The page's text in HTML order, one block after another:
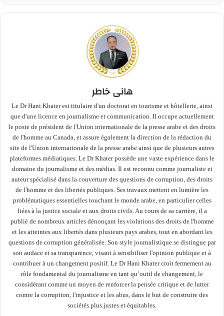
هانى خاطر
Le Dr Hani Khater est titulaire d'un doctorat en tourisme et hôtellerie, ainsi
que d'une licence en journalisme et communication. Il occupe actuellement
le poste de président de l'Union internationale de la presse arabe et des droits
de l'homme au Canada, et assure également la direction de la rédaction du
site de l'Union internationale de la presse arabe ainsi que de plusieurs autres
plateformes médiatiques. Le Dr Khater possède une vaste expérience dans le
domaine du journalisme et des médias. Il est reconnu comme journaliste et
auteur spécialisé dans la couverture des questions de corruption, des droits
de l'homme et des libertés publiques. Ses travaux mettent en lumière les
problématiques essentielles touchant le monde arabe, en particulier celles
liées à la justice sociale et aux droits civils. Au cours de sa carrière, il a
publié de nombreux articles dénonçant les violations des droits de l'homme
et les atteintes aux libertés dans plusieurs pays arabes, tout en abordant les
questions de corruption généralisée. Son style journalistique se distingue par
son audace et sa transparence, visant à sensibiliser l'opinion publique et à
contribuer à un changement positif. Le Dr Hani Khater croit fermement au
rôle fondamental du journalisme en tant qu’outil de changement, le
considérant comme un moyen de renforcer la pensée critique et de lutter
contre la corruption, l'injustice et les abus, dans le but de construire des
sociétés plus justes et équitables.